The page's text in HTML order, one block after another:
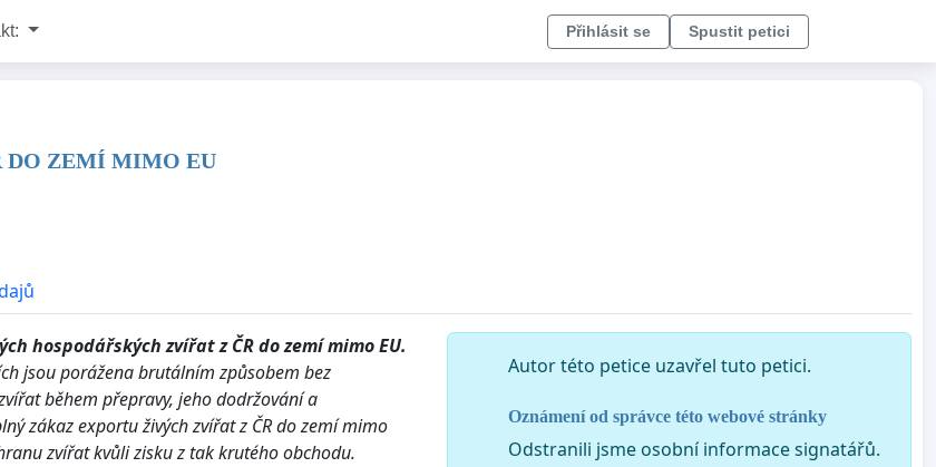
Přihlásit se Spustit petici
DO ZEMÍ MIMO EU
hospodářských zvířat z ČR do zemí mimo EU.
jsou porážena brutálním způsobem bez
během přepravy, jeho dodržování a
zákaz exportu živých zvířat z ČR do zemí mimo
zvířat kvůli zisku z tak krutého obchodu.
Autor této petice uzavřel tuto petici.
Oznámení od správce této webové stránky
Odstranili jsme osobní informace signatářů.